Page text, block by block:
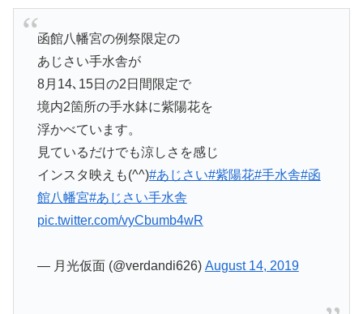
函館八幡宮の例祭限定の
あじさい手水舎が
8月14､15日の2日間限定で
境内2箇所の手水鉢に紫陽花を
浮かべています。
見ているだけでも涼しさを感じ
インスタ映えも(^^)#あじさい#紫陽花#手水舎#函
館八幡宮#あじさい手水舎
pic.twitter.com/vyCbumb4wR
— 月光仮面 (@verdandi626) August 14, 2019